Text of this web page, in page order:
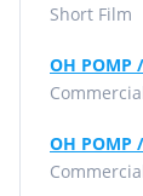
Short Film
OH POMP
OH POMP